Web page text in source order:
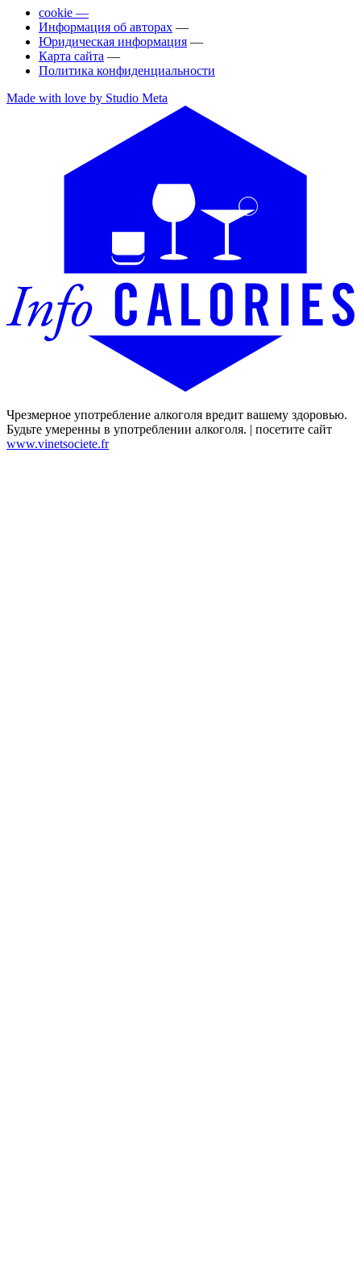
cookie —
Информация об авторах —
Юридическая информация —
Карта сайта —
Политика конфиденциальности
Made with love by Studio Meta
Чрезмерное употребление алкоголя вредит вашему здоровью.
Будьте умеренны в употреблении алкоголя. | посетите сайт
www.vinetsociete.fr